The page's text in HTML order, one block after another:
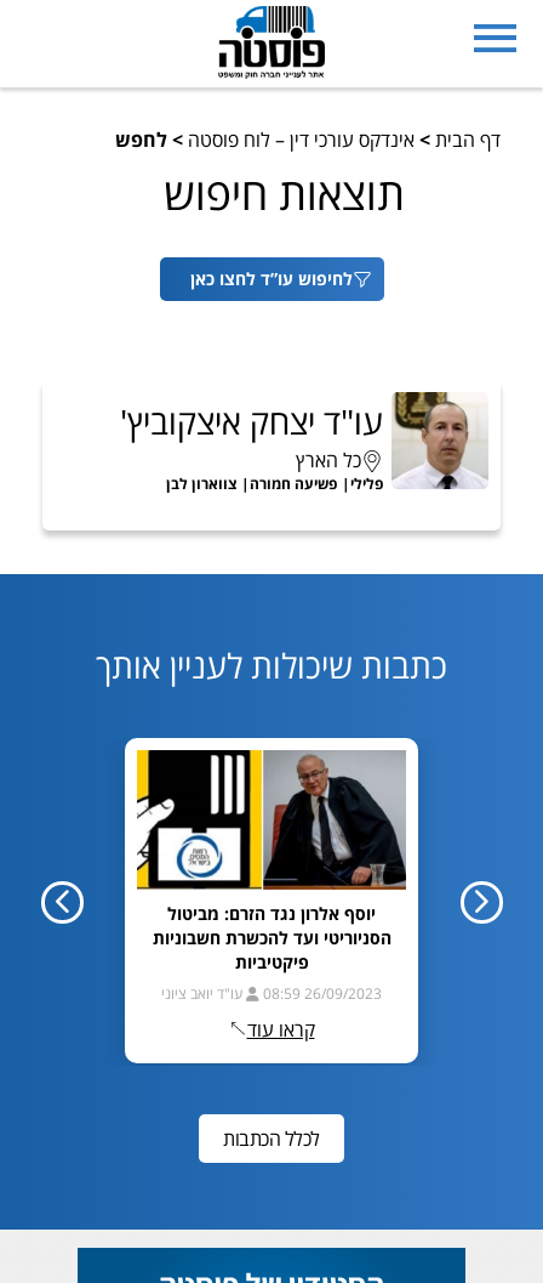
דף הבית>אינדקס עורכי דין – לוח פוסטה >לחפש
תוצאות חיפוש
לחיפוש עו”ד לחצו כאן
עו"ד יצחק איצקוביץ'
כל הארץ
פלילי פשיעה חמורה צווארון לבן
כתבות שיכולות לעניין אותך
יוסף אלרון נגד הזרם: מביטול
הסניוריטי ועד להכשרת חשבוניות
פיקטיביות
26/09/2023 08:59 עו"ד יואב ציוני
קראו עוד
לכלל הכתבות